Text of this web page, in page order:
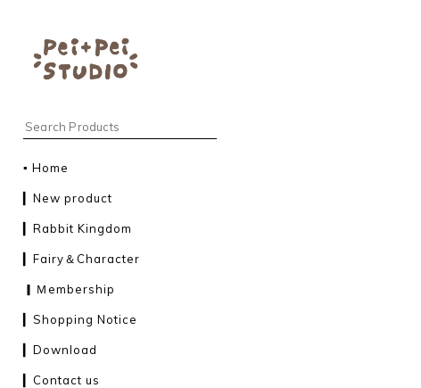
▪︎ Home
▎New product
▎Rabbit Kingdom
▎Fairy＆Character
▎Ｍembership
▎Shopping Notice
▎Download
▎Contact us